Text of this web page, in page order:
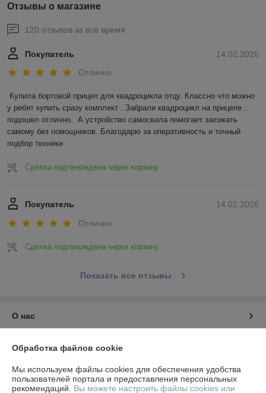
Отзывы о магазине
120 отзывов за всё время
14.02.2026
Покупатель
Отлично
Купила бортовой прицеп для квадроцикла отцу. Классно что можно
у ребят купить сразу комплект . Забрали квадроцикл на прицепе ..
подошел отлично.  А устройство самосвала помогает заезжать
самому без помощников. Благодарю за оперативность и точный
подбор техники
Сделка подтверждена через корзину
14.02.2026
Покупатель
Отлично
Сделка подтверждена через корзину
Показать все отзывы
О нас
Контакты
Доставка и оплата
Обработка файлов cookie
Мы используем файлы cookies для обеспечения удобства
пользователей портала и предоставления персональных
рекомендаций. Вы можете настроить файлы cookies или